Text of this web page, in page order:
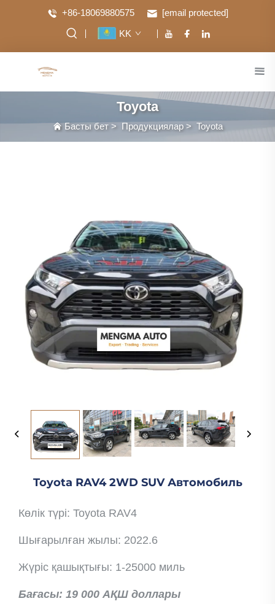
+86-18069880575
[email protected]
KK
Toyota
Басты бет> Продукциялар> Toyota
Toyota RAV4 2WD SUV Автомобиль
Көлік түрі: Toyota RAV4
Шығарылған жылы: 2022.6
Жүріс қашықтығы: 1-25000 миль
Бағасы: 19 000 АҚШ доллары